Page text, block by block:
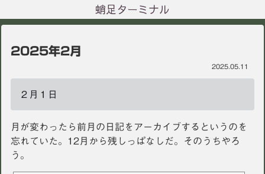
蛸足ターミナル
2025年2月
2025.05.11
２月１日
月が変わったら前月の日記をアーカイブするというのを
忘れていた。12月から残しっぱなしだ。そのうちやろ
う。